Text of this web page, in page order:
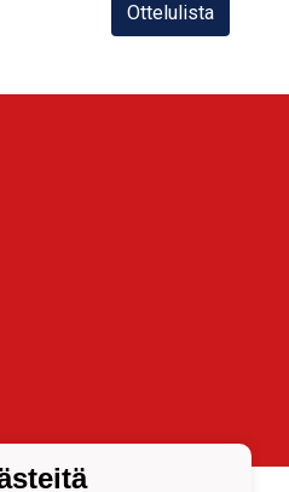
Ottelulista